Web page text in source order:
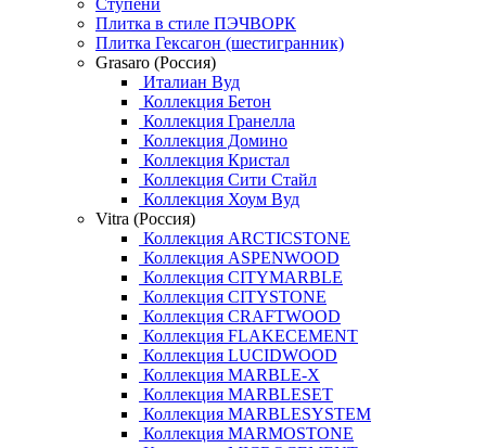
Ступени
Плитка в стиле ПЭЧВОРК
Плитка Гексагон (шестигранник)
Grasaro (Россия)
Италиан Вуд
Коллекция Бетон
Коллекция Гранелла
Коллекция Домино
Коллекция Кристал
Коллекция Сити Стайл
Коллекция Хоум Вуд
Vitra (Россия)
Коллекция ARCTICSTONE
Коллекция ASPENWOOD
Коллекция CITYMARBLE
Коллекция CITYSTONE
Коллекция CRAFTWOOD
Коллекция FLAKECEMENT
Коллекция LUCIDWOOD
Коллекция MARBLE-X
Коллекция MARBLESET
Коллекция MARBLESYSTEM
Коллекция MARMOSTONE